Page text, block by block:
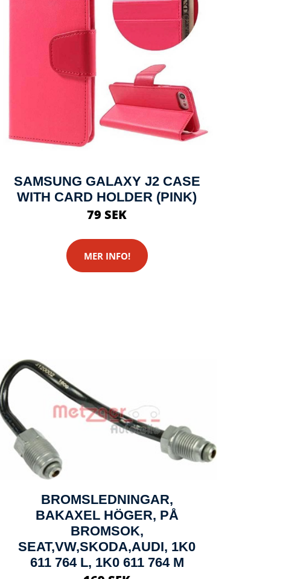
SAMSUNG GALAXY J2 CASE
WITH CARD HOLDER (PINK)
79 SEK
MER INFO!
BROMSLEDNINGAR,
BAKAXEL HÖGER, PÅ
BROMSOK,
SEAT,VW,SKODA,AUDI, 1K0
611 764 L, 1K0 611 764 M